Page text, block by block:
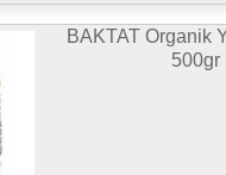
BAKTAT Organik
500gr